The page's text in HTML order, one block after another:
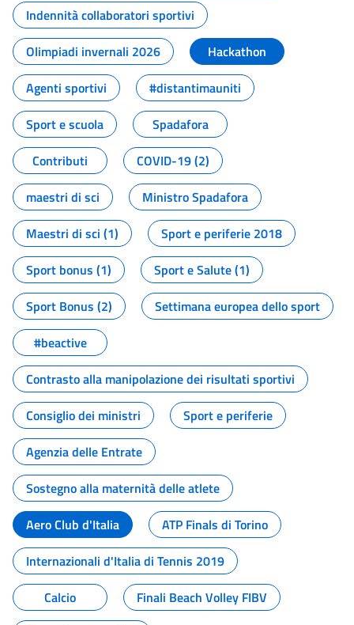
Indennità collaboratori sportivi
Olimpiadi invernali 2026
Hackathon
Agenti sportivi
#distantimauniti
Sport e scuola
Spadafora
Contributi
COVID-19 (2)
maestri di sci
Ministro Spadafora
Maestri di sci (1)
Sport e periferie 2018
Sport bonus (1)
Sport e Salute (1)
Sport Bonus (2)
Settimana europea dello sport
#beactive
Contrasto alla manipolazione dei risultati sportivi
Consiglio dei ministri
Sport e periferie
Agenzia delle Entrate
Sostegno alla maternità delle atlete
Aero Club d'Italia
ATP Finals di Torino
Internazionali d'Italia di Tennis 2019
Calcio
Finali Beach Volley FIBV